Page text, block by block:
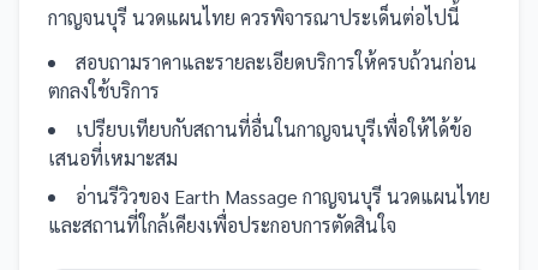
กาญจนบุรี นวดแผนไทย ควรพิจารณาประเด็นต่อไปนี้
สอบถามราคาและรายละเอียดบริการให้ครบถ้วนก่อน
ตกลงใช้บริการ
เปรียบเทียบกับสถานที่อื่นในกาญจนบุรีเพื่อให้ได้ข้อ
เสนอที่เหมาะสม
อ่านรีวิวของ Earth Massage กาญจนบุรี นวดแผนไทย
และสถานที่ใกล้เคียงเพื่อประกอบการตัดสินใจ